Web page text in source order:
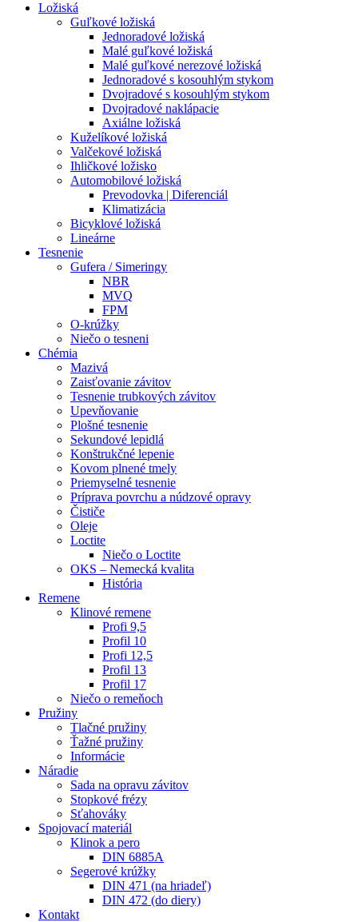
Ložiská
Guľkové ložiská
Jednoradové ložiská
Malé guľkové ložiská
Malé guľkové nerezové ložiská
Jednoradové s kosouhlým stykom
Dvojradové s kosouhlým stykom
Dvojradové naklápacie
Axiálne ložiská
Kuželíkové ložiská
Valčekové ložiská
Ihličkové ložisko
Automobilové ložiská
Prevodovka | Diferenciál
Klimatizácia
Bicyklové ložiská
Lineárne
Tesnenie
Gufera / Simeringy
NBR
MVQ
FPM
O-krúžky
Niečo o tesneni
Chémia
Mazivá
Zaisťovanie závitov
Tesnenie trubkových závitov
Upevňovanie
Plošné tesnenie
Sekundové lepidlá
Konštrukčné lepenie
Kovom plnené tmely
Priemyselné tesnenie
Príprava povrchu a núdzové opravy
Čističe
Oleje
Loctite
Niečo o Loctite
OKS – Nemecká kvalita
História
Remene
Klinové remene
Profi 9,5
Profil 10
Profi 12,5
Profil 13
Profil 17
Niečo o remeňoch
Pružiny
Tlačné pružiny
Ťažné pružiny
Informácie
Náradie
Sada na opravu závitov
Stopkové frézy
Sťahováky
Spojovací materiál
Klinok a pero
DIN 6885A
Segerové krúžky
DIN 471 (na hriadeľ)
DIN 472 (do diery)
Kontakt